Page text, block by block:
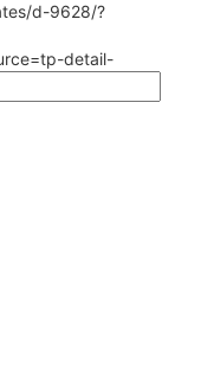
d-9628/?
detail-